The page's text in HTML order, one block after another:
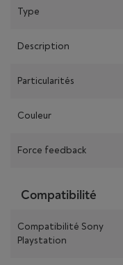
Type
Description
Particularités
Couleur
Force feedback
Compatibilité
Compatibilité Sony
Playstation